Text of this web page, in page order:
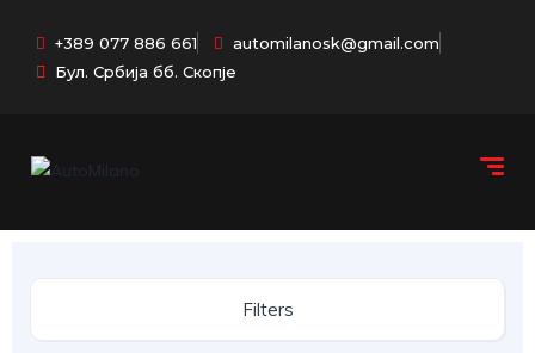
+389 077 886 661
automilanosk@gmail.com
Бул. Србија бб. Скопје
Filters